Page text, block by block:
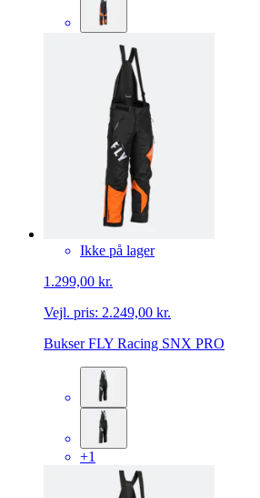
Ikke på lager
1.299,00 kr.
Vejl. pris: 2.249,00 kr.
Bukser FLY Racing SNX PRO
+1